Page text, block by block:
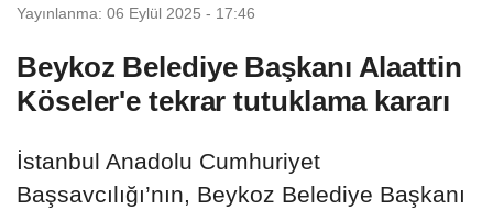
Yayınlanma: 06 Eylül 2025 - 17:46
Beykoz Belediye Başkanı Alaattin
Köseler'e tekrar tutuklama kararı
İstanbul Anadolu Cumhuriyet
Başsavcılığı’nın, Beykoz Belediye Başkanı